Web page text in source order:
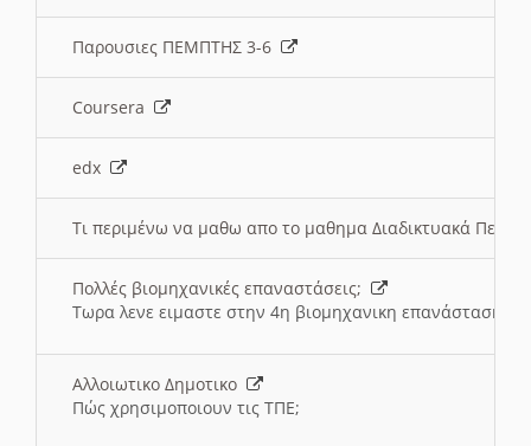
Παρουσιες ΠΕΜΠΤΗΣ 3-6
Coursera
edx
Τι περιμένω να μαθω απο το μαθημα Διαδικτυακά
Πολλές βιομηχανικές επαναστάσεις;
Τωρα λενε ειμαστε στην 4η βιομηχανικη επανάσταση
Αλλοιωτικο Δημοτικο
Πώς χρησιμοποιουν τις ΤΠΕ;